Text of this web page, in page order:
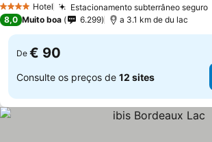
4 EstrelasHotel Estacionamento subterrâneo seguro
8,0 Muito boa 6.299 a 3.1 km de du lac
De € 90
Consulte os preços de 12 sites